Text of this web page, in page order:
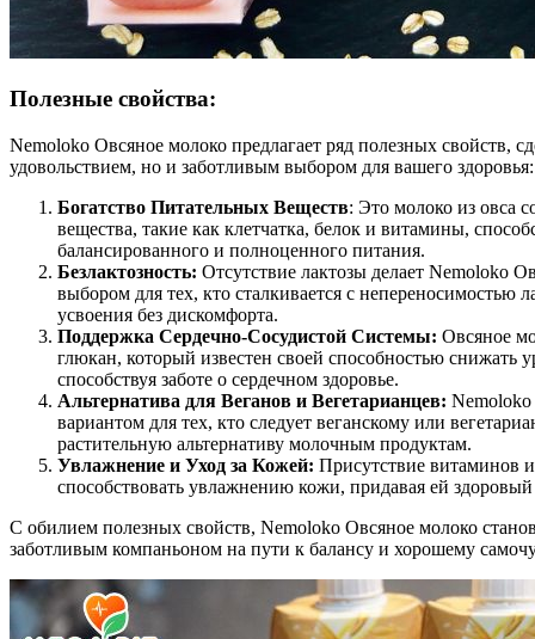
Полезные свойства:
Nemoloko Овсяное молоко предлагает ряд полезных свойств,
удовольствием, но и заботливым выбором для вашего здоровья:
Богатство Питательных Веществ: Это молоко из овса
вещества, такие как клетчатка, белок и витамины,
балансированного и полноценного питания.
Безлактозность: Отсутствие лактозы делает Nemoloko
выбором для тех, кто сталкивается с непереносимостью
усвоения без дискомфорта.
Поддержка Сердечно-Сосудистой Системы: Овсяное
глюкан, который известен своей способностью снижать
способствуя заботе о сердечном здоровье.
Альтернатива для Веганов и Вегетарианцев: Nemoloko
вариантом для тех, кто следует веганскому или
растительную альтернативу молочным продуктам.
Увлажнение и Уход за Кожей: Присутствие витаминов
способствовать увлажнению кожи, придавая ей здоровый
С обилием полезных свойств, Nemoloko Овсяное молоко
заботливым компаньоном на пути к балансу и хорошему